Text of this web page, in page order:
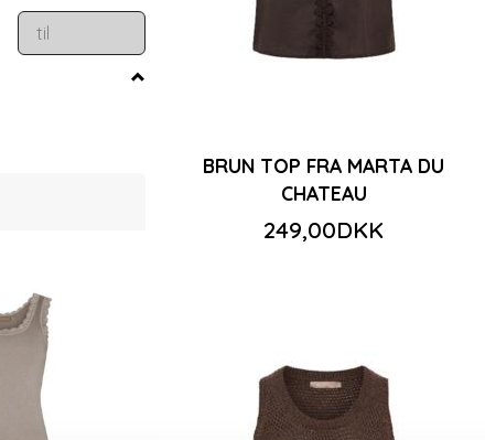
BRUN TOP FRA MARTA DU
CHATEAU
249,00DKK